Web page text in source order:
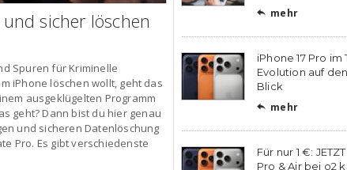
sicher löschen
Spuren für Kriminelle
iPhone löschen wollt, geht das
ausgeklügelten Programm
geht? Dann bist du hier genau
und sicheren Datenlöschung
Pro. Es gibt verschiedenste
 mehr
iPhone 17 Pro im
Evolution auf
Blick
 mehr
Für nur 1 €:
Pro & Air bei o2